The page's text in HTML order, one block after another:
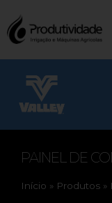
PAINEL DE
Início » Produtos »